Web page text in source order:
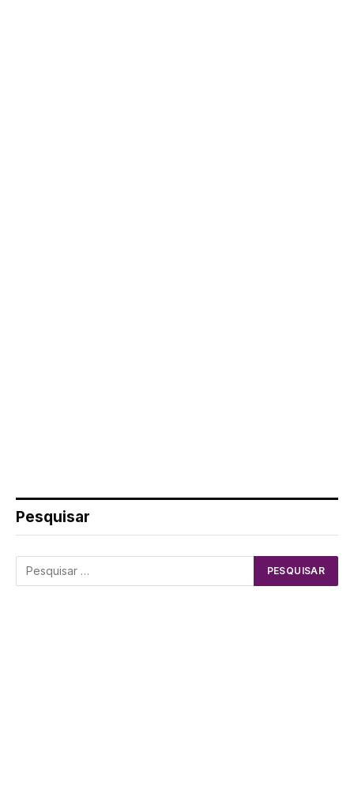
Pesquisar